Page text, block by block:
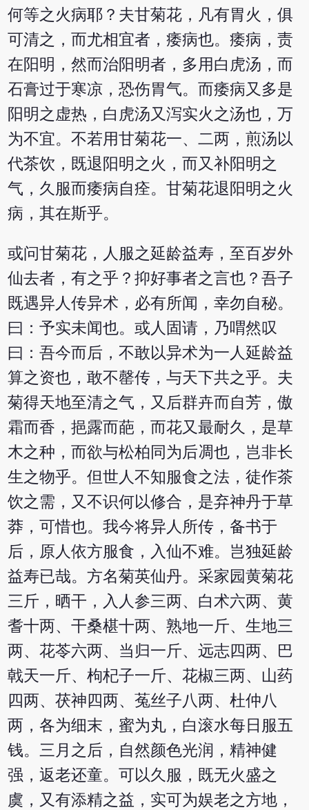
何等之火病耶？夫甘菊花，凡有胃火，俱
可清之，而尤相宜者，痿病也。痿病，责
在阳明，然而治阳明者，多用白虎汤，而
石膏过于寒凉，恐伤胃气。而痿病又多是
阳明之虚热，白虎汤又泻实火之汤也，万
为不宜。不若用甘菊花一、二两，煎汤以
代茶饮，既退阳明之火，而又补阳明之
气，久服而痿病自痊。甘菊花退阳明之火
病，其在斯乎。
或问甘菊花，人服之延龄益寿，至百岁外
仙去者，有之乎？抑好事者之言也？吾子
既遇异人传异术，必有所闻，幸勿自秘。
曰：予实未闻也。或人固请，乃喟然叹
曰：吾今而后，不敢以异术为一人延龄益
算之资也，敢不罄传，与天下共之乎。夫
菊得天地至清之气，又后群卉而自芳，傲
霜而香，挹露而葩，而花又最耐久，是草
木之种，而欲与松柏同为后凋也，岂非长
生之物乎。但世人不知服食之法，徒作茶
饮之需，又不识何以修合，是弃神丹于草
莽，可惜也。我今将异人所传，备书于
后，原人依方服食，入仙不难。岂独延龄
益寿已哉。方名菊英仙丹。采家园黄菊花
三斤，晒干，入人参三两、白术六两、黄
耆十两、干桑椹十两、熟地一斤、生地三
两、花苓六两、当归一斤、远志四两、巴
戟天一斤、枸杞子一斤、花椒三两、山药
四两、茯神四两、菟丝子八两、杜仲八
两，各为细末，蜜为丸，白滚水每日服五
钱。三月之后，自然颜色光润，精神健
强，返老还童。可以久服，既无火盛之
虞，又有添精之益，实可为娱老之方地，